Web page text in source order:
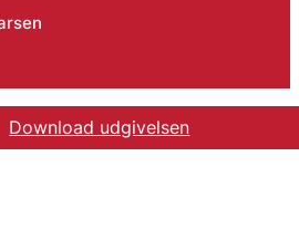
Download udgivelsen